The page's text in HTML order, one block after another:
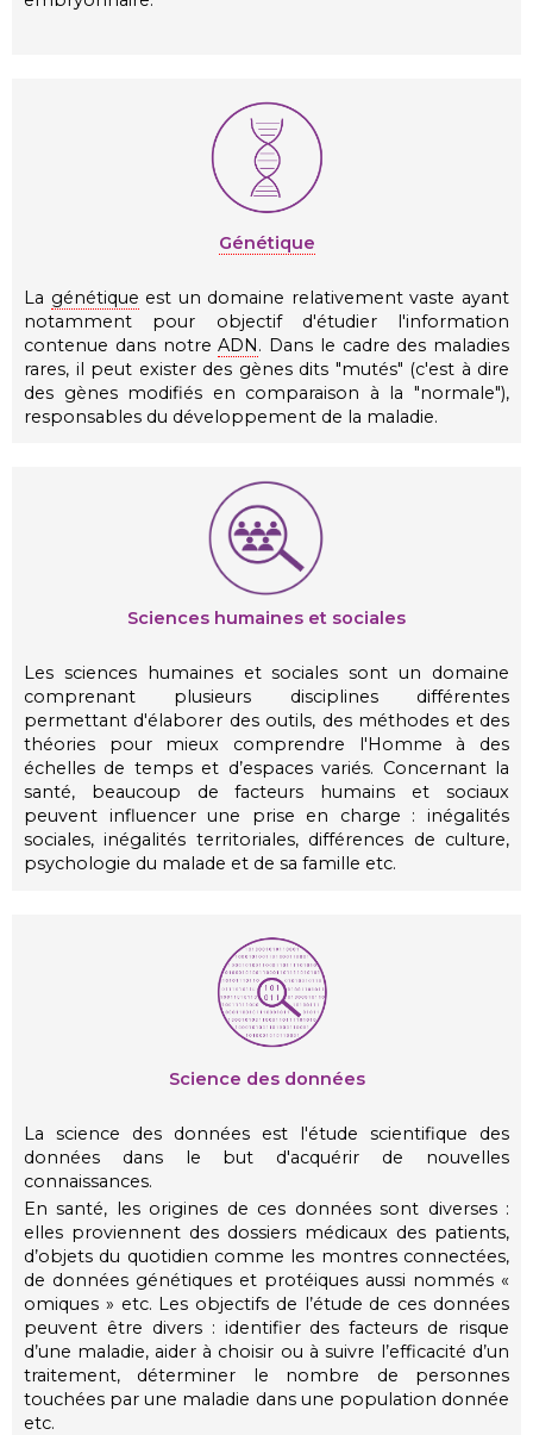
Génétique
La génétique est un domaine relativement vaste ayant
notamment pour objectif d'étudier l'information
contenue dans notreADN. Dans le cadre des maladies
rares, il peut exister des gènes dits "mutés" (c'est à dire
des gènes modifiés en comparaison à la "normale"),
responsables du développement de la maladie.
Sciences humaines et sociales
Les sciences humaines et sociales sont un domaine
comprenant plusieurs disciplines différentes
permettant d'élaborer des outils, des méthodes et des
théories pour mieux comprendre l'Homme à des
échelles de temps et d’espaces variés. Concernant la
santé, beaucoup de facteurs humains et sociaux
peuvent influencer une prise en charge : inégalités
sociales, inégalités territoriales, différences de culture,
psychologie du malade et de sa famille etc.
Science des données
La science des données est l'étude scientifique des
données dans le but d'acquérir de nouvelles
connaissances.
En santé, les origines de ces données sont diverses :
elles proviennent des dossiers médicaux des patients,
d’objets du quotidien comme les montres connectées,
de données génétiques et protéiques aussi nommés «
omiques » etc. Les objectifs de l’étude de ces données
peuvent être divers : identifier des facteurs de risque
d’une maladie, aider à choisir ou à suivre l’efficacité d’un
traitement, déterminer le nombre de personnes
touchées par une maladie dans une population donnée
etc.